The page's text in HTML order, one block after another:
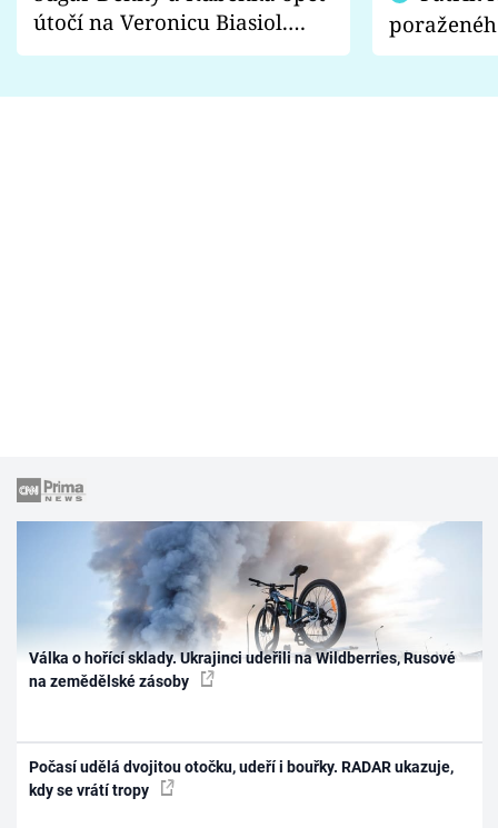
útočí na Veronicu Biasiol.
Proč je podle nich falešná a
fanoušci
Válka o hořící sklady. Ukrajinci udeřili na Wildberries, Rusové
na zemědělské zásoby
Počasí udělá dvojitou otočku, udeří i bouřky. RADAR ukazuje,
kdy se vrátí tropy